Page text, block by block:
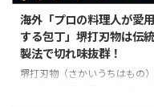
全国的に広まった。 しかしそ
後、時の流れとともに一度は途
えることとなる。幕末になると
一門の弥八郎貞吉（やはちろう
さだきち）は大阪に移住。以来
海外「プロの料理人が愛用
する包丁」堺打刃物は伝統
製法で切れ味抜群！
堺打刃物（さかいうちはもの）